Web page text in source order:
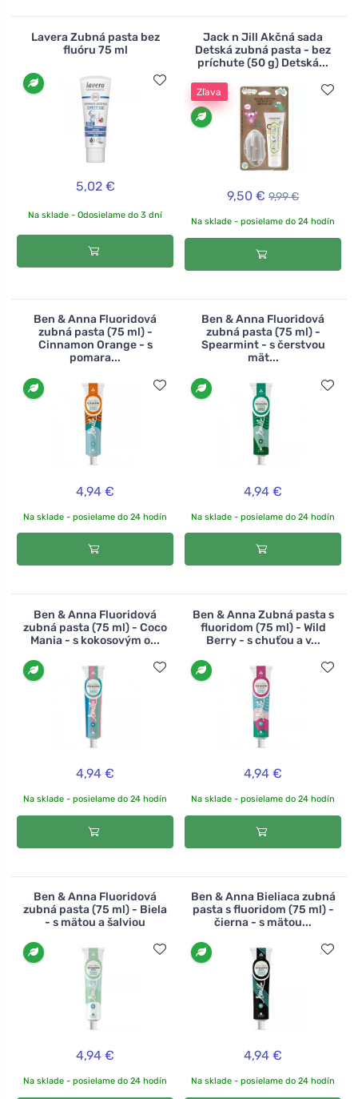
Lavera Zubná pasta bez
fluóru 75 ml
5,02 €
Na sklade - Odosielame do 3 dní
Jack n Jill Akčná sada
Detská zubná pasta - bez
príchute (50 g) Detská...
Zľava
9,50 € 9,99 €
Na sklade - posielame do 24 hodín
Ben & Anna Fluoridová
zubná pasta (75 ml) -
Cinnamon Orange - s
pomara...
4,94 €
Na sklade - posielame do 24 hodín
Ben & Anna Fluoridová
zubná pasta (75 ml) -
Spearmint - s čerstvou
mät...
4,94 €
Na sklade - posielame do 24 hodín
Ben & Anna Fluoridová
zubná pasta (75 ml) - Coco
Mania - s kokosovým o...
4,94 €
Na sklade - posielame do 24 hodín
Ben & Anna Zubná pasta s
fluoridom (75 ml) - Wild
Berry - s chuťou a v...
4,94 €
Na sklade - posielame do 24 hodín
Ben & Anna Fluoridová
zubná pasta (75 ml) - Biela
- s mätou a šalviou
4,94 €
Na sklade - posielame do 24 hodín
Ben & Anna Bieliaca zubná
pasta s fluoridom (75 ml) -
čierna - s mätou...
4,94 €
Na sklade - posielame do 24 hodín